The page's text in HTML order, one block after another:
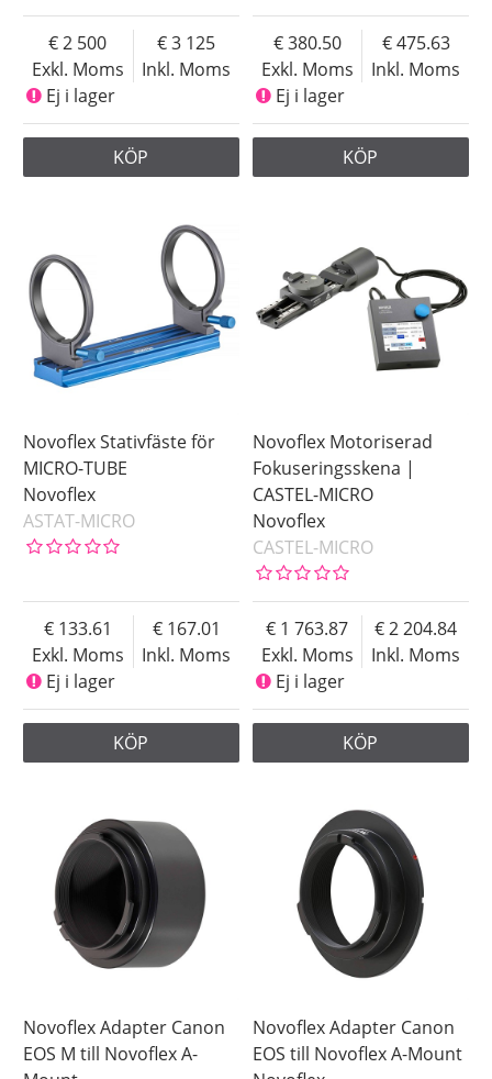
Exkl. Moms
2 500
Inkl. Moms
3 125
Ej i lager
KÖP
Exkl. Moms
380.50
Inkl. Moms
475.63
Ej i lager
KÖP
Novoflex Stativfäste för
MICRO-TUBE
Novoflex
ASTAT-MICRO
Exkl. Moms
133.61
Inkl. Moms
167.01
Ej i lager
KÖP
Novoflex Motoriserad
Fokuseringsskena |
CASTEL-MICRO
Novoflex
CASTEL-MICRO
Exkl. Moms
1 763.87
Inkl. Moms
2 204.84
Ej i lager
KÖP
Novoflex Adapter Canon
EOS M till Novoflex A-
Novoflex Adapter Canon
EOS till Novoflex A-Mount